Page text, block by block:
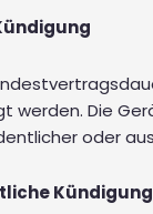
werden. Die
oder
Kündigung